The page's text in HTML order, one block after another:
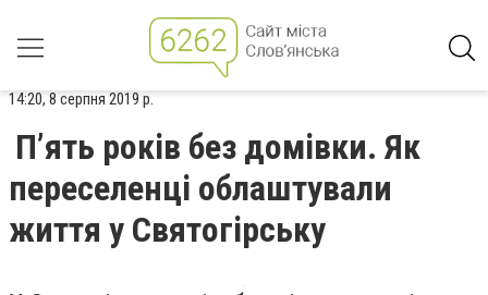
14:20, 8 серпня 2019 р.
П’ять років без домівки. Як
переселенці облаштували
життя у Святогірську